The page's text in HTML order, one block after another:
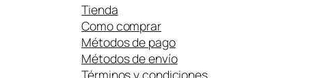
Tienda
Como comprar
Métodos de pago
Métodos de envío
Términos y condiciones